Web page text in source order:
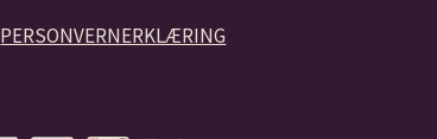
PERSONVERNERKLÆRING